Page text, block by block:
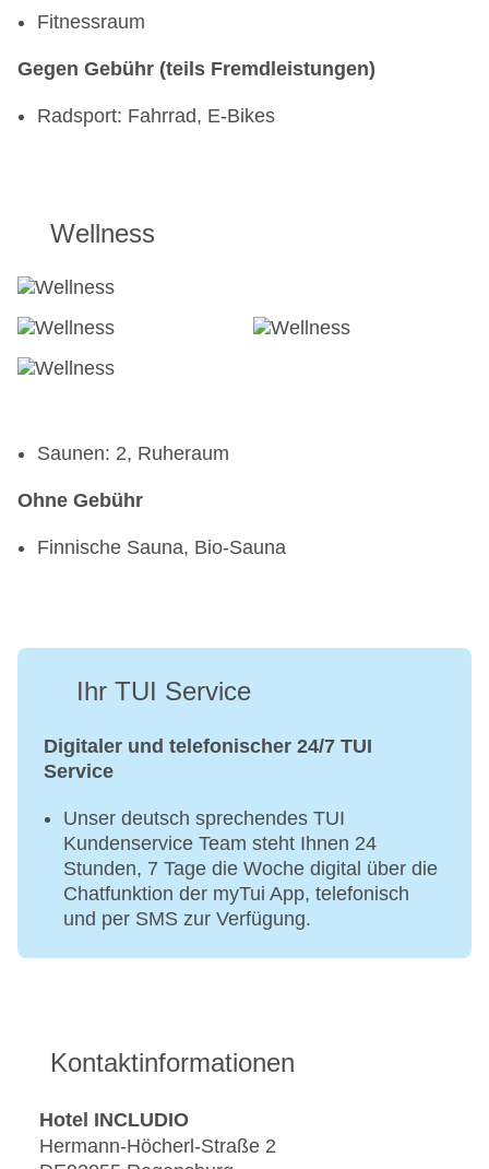
Fitnessraum
Gegen Gebühr (teils Fremdleistungen)
Radsport: Fahrrad, E-Bikes
Wellness
Saunen: 2, Ruheraum
Ohne Gebühr
Finnische Sauna, Bio-Sauna
Ihr TUI Service
Digitaler und telefonischer 24/7 TUI
Service
Unser deutsch sprechendes TUI
Kundenservice Team steht Ihnen 24
Stunden, 7 Tage die Woche digital über die
Chatfunktion der myTui App, telefonisch
und per SMS zur Verfügung.
Kontaktinformationen
Hotel INCLUDIO
Hermann-Höcherl-Straße 2